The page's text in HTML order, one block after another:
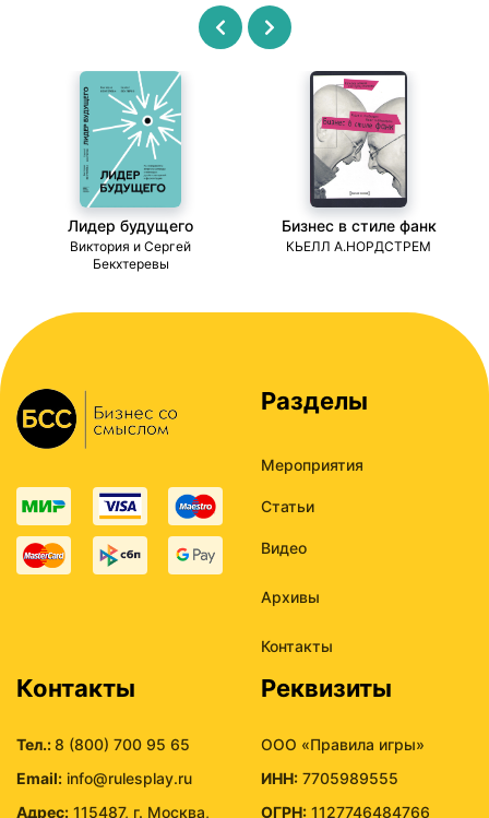
Лидер будущего
Виктория и Сергей
Бекхтеревы
Бизнес в стиле фанк
КЬЕЛЛ А.НОРДСТРЕМ
Разделы
Мероприятия
Статьи
Видео
Архивы
Контакты
Контакты
Тел.:8 (800) 700 95 65
Email: info@rulesplay.ru
Адрес: 115487, г. Москва,
Реквизиты
ООО «Правила игры»
ИНН: 7705989555
ОГРН: 1127746484766